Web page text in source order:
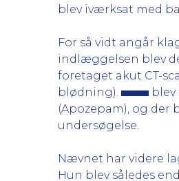
blev iværksat med
For så vidt angår
indlæggelsen blev
foretaget akut CT-
blødning).
(Apozepam), og
undersøgelse.
Nævnet har videre
Hun blev således